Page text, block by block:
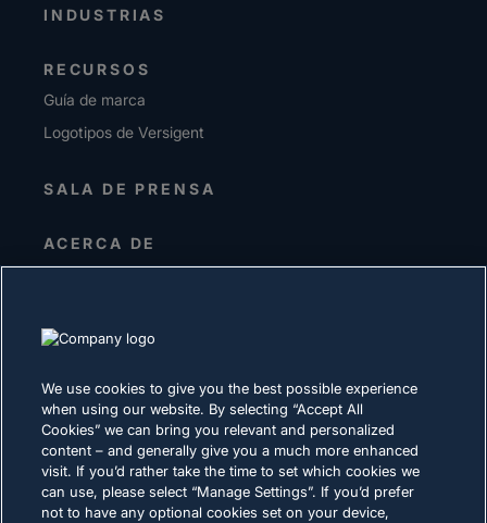
INDUSTRIAS
RECURSOS
Guía de marca
Logotipos de Versigent
SALA DE PRENSA
ACERCA DE
Alta dirección
Proveedores
CARRERAS
DECLARACIÓN DE PRIVACIDAD
Términos de uso
We use cookies to give you the best possible experience
when using our website. By selecting “Accept All
Cookies” we can bring you relevant and personalized
content – and generally give you a much more enhanced
visit. If you’d rather take the time to set which cookies we
can use, please select “Manage Settings”. If you’d prefer
not to have any optional cookies set on your device,